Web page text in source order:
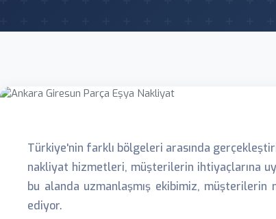
Türkiye'nin farklı bölgeleri arasında
nakliyat hizmetleri, müşterilerin ihtiyaçlarına
bu alanda uzmanlaşmış ekibimiz,
ediyor.